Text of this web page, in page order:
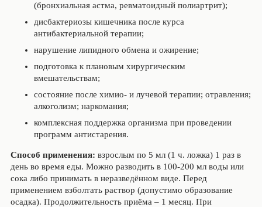
(бронхиальная астма, ревматоидный полиартрит);
дисбактериозы кишечника после курса
антибактериальной терапии;
нарушение липидного обмена и ожирение;
подготовка к плановым хирургическим
вмешательствам;
состояние после химио- и лучевой терапии; отравления;
алкоголизм; наркомания;
комплексная поддержка организма при проведении
программ антистарения.
Способ применения: взрослым по 5 мл (1 ч. ложка) 1 раз в
день во время еды. Можно разводить в 100-200 мл воды или
сока либо принимать в неразведённом виде. Перед
применением взболтать раствор (допустимо образование
осадка). Продолжительность приёма – 1 месяц. При